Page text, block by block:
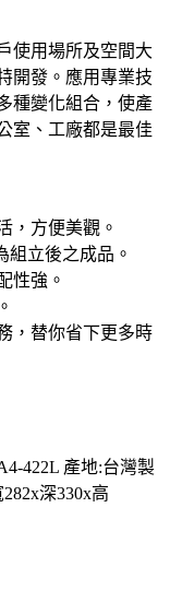
使用場所及空間大
開發。應用專業技
種變化組合，使產
室、工廠都是最佳
，方便美觀。
立後之成品。
性強。
，替你省下更多時
422L 產地:台灣製
深330x高